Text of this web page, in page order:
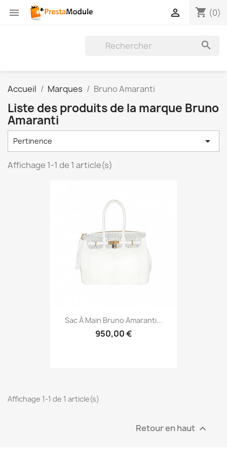
 shopping_cart (0)


Accueil Marques Bruno Amaranti
Liste des produits de la marque Bruno
Amaranti
Pertinence 
Affichage 1-1 de 1 article(s)
Sac À Main Bruno Amaranti...
950,00 €
Affichage 1-1 de 1 article(s)
Retour en haut 